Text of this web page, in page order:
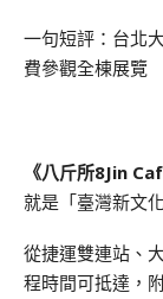
一句短評：台北
費參觀全棟展覽
《八斤所8Jin
就是「臺灣新文
從捷運雙連站、
程時間可抵達，